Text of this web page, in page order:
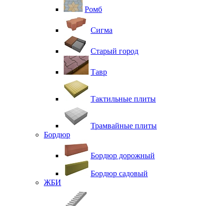
Ромб
Сигма
Старый город
Тавр
Тактильные плиты
Трамвайные плиты
Бордюр
Бордюр дорожный
Бордюр садовый
ЖБИ